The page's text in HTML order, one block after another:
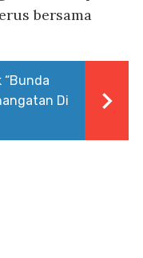
bersama
“Bunda
Di